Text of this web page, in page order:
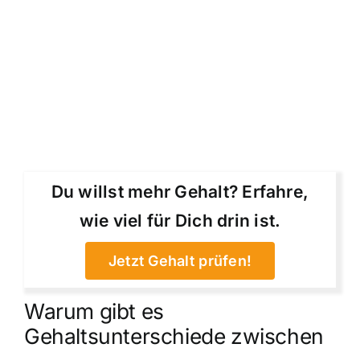
Du willst mehr Gehalt? Erfahre,
wie viel für Dich drin ist.
Jetzt Gehalt prüfen!
Warum gibt es
Gehaltsunterschiede zwischen